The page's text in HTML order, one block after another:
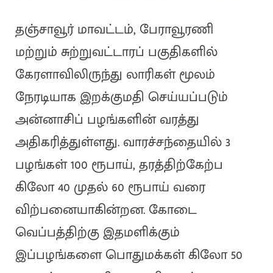
தஞ்சாவூர் மாவட்டம், பேராவூரணி
மற்றும் சுற்றுவட்டாரப் பகுதிகளில்
கேரளாவிலிருந்து லாரிகள் மூலம்
நேரடியாக இறக்குமதி செய்யப்படும்
அன்னாசிப் பழங்களின் வரத்து
அதிகரித்துள்ளது. வாரச்சந்தையில் 3
பழங்கள் 100 ரூபாய், தரத்திற்கேற்ப
கிலோ 40 முதல் 60 ரூபாய் வரை
விற்பனையாகின்றன. கோடை
வெப்பத்திற்கு இதமளிக்கும்
இப்பழங்களை பொதுமக்கள் கிலோ 50